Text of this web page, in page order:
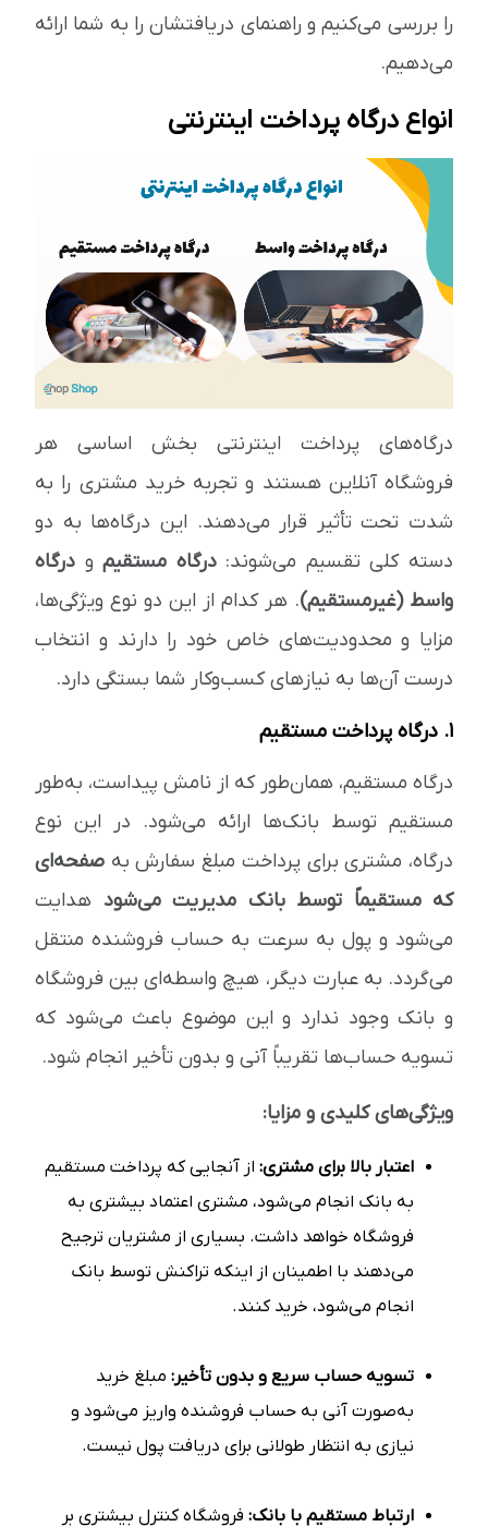
را بررسی می‌کنیم و راهنمای دریافتشان را به شما ارائه
می‌دهیم.
انواع درگاه پرداخت اینترنتی
درگاه‌های پرداخت اینترنتی بخش اساسی هر
فروشگاه آنلاین هستند و تجربه خرید مشتری را به
شدت تحت تأثیر قرار می‌دهند. این درگاه‌ها به دو
دسته کلی تقسیم می‌شوند:درگاه مستقیمو درگاه
واسط (غیرمستقیم). هر کدام از این دو نوع ویژگی‌ها،
مزایا و محدودیت‌های خاص خود را دارند و انتخاب
درست آن‌ها به نیازهای کسب‌وکار شما بستگی دارد.
۱. درگاه پرداخت مستقیم
درگاه مستقیم، همان‌طور که از نامش پیداست، به‌طور
مستقیم توسط بانک‌ها ارائه می‌شود. در این نوع
درگاه، مشتری برای پرداخت مبلغ سفارش به صفحه‌ای
که مستقیماً توسط بانک مدیریت می‌شود هدایت
می‌شود و پول به سرعت به حساب فروشنده منتقل
می‌گردد. به عبارت دیگر، هیچ واسطه‌ای بین فروشگاه
و بانک وجود ندارد و این موضوع باعث می‌شود که
تسویه حساب‌ها تقریباً آنی و بدون تأخیر انجام شود.
ویژگی‌های کلیدی و مزایا:
اعتبار بالا برای مشتری: از آنجایی که پرداخت مستقیم
به بانک انجام می‌شود، مشتری اعتماد بیشتری به
فروشگاه خواهد داشت. بسیاری از مشتریان ترجیح
می‌دهند با اطمینان از اینکه تراکنش توسط بانک
انجام می‌شود، خرید کنند.
تسویه حساب سریع و بدون تأخیر: مبلغ خرید
به‌صورت آنی به حساب فروشنده واریز می‌شود و
نیازی به انتظار طولانی برای دریافت پول نیست.
ارتباط مستقیم با بانک: فروشگاه کنترل بیشتری بر